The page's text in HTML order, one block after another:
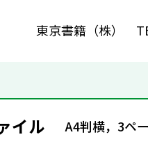
東京書籍（株）
イル A4判横，3ペ